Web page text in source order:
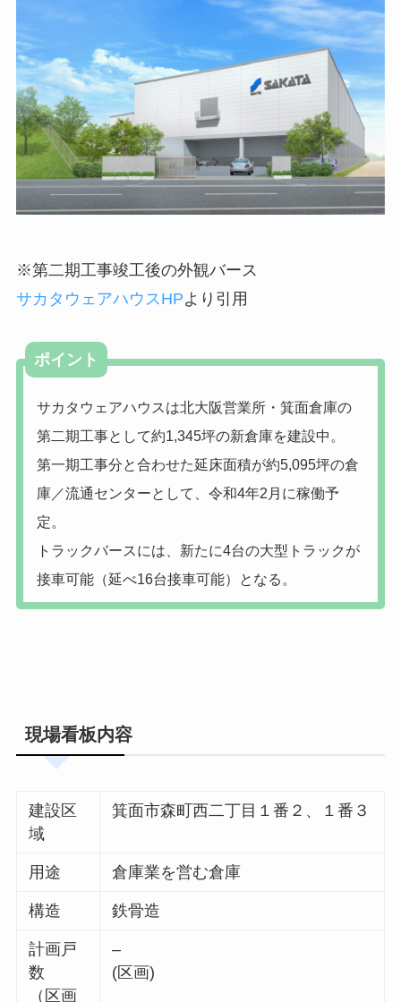
※第二期工事竣工後の外観バース
サカタウェアハウスHPより引用
ポイント
サカタウェアハウスは北大阪営業所・箕面倉庫の
第二期工事として約1,345坪の新倉庫を建設中。
第一期工事分と合わせた延床面積が約5,095坪の倉
庫／流通センターとして、令和4年2月に稼働予
定。
トラックバースには、新たに4台の大型トラックが
接車可能（延べ16台接車可能）となる。
現場看板内容
建設区
域
箕面市森町西二丁目１番２、１番３
用途 倉庫業を営む倉庫
構造 鉄骨造
計画戸
数
（区画
–
(区画)